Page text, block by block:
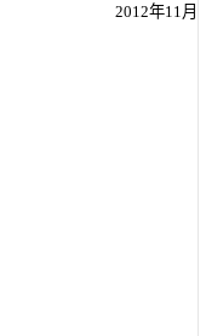
2012年11月